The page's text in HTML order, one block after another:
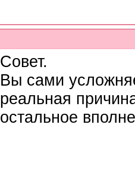
Совет.
Вы сами
реальная
остальное